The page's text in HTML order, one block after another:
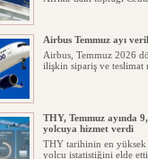
Airbus Temmuz ayı
Airbus, Temmuz 2026
ilişkin sipariş ve teslimat
THY, Temmuz ayında
yolcuya hizmet verdi
THY tarihinin en yüksek
yolcu istatistiğini elde